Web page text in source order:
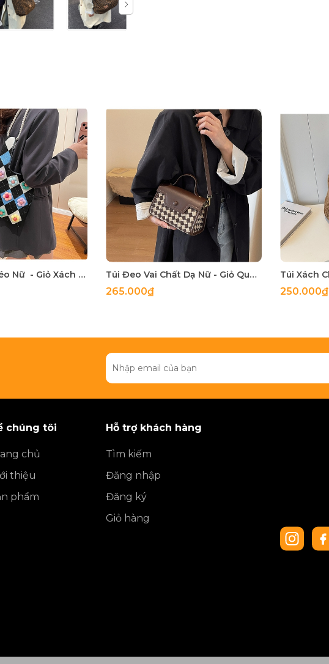
Túi Vải Đeo Chéo Nữ - Giỏ Xách Đeo Vai Mona - tt240340 Túi Đeo Vai Chất Dạ Nữ - Giỏ Quai Xách Đeo Chéo Mona - tt231118
265.000₫ 250.000₫
chúng tôi
chủ
thiệu
phẩm
Hỗ trợ khách hàng
Tìm kiếm
Đăng nhập
Đăng ký
Giỏ hàng